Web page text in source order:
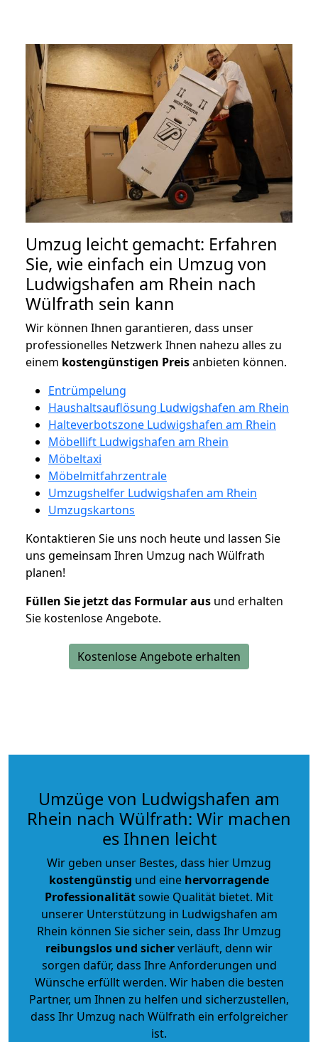
Umzug leicht gemacht: Erfahren
Sie, wie einfach ein Umzug von
Ludwigshafen am Rhein nach
Wülfrath sein kann
Wir können Ihnen garantieren, dass unser
professionelles Netzwerk Ihnen nahezu alles zu
einem kostengünstigen Preisanbieten können.
Entrümpelung
Haushaltsauflösung Ludwigshafen am Rhein
Halteverbotszone Ludwigshafen am Rhein
Möbellift Ludwigshafen am Rhein
Möbeltaxi
Möbelmitfahrzentrale
Umzugshelfer Ludwigshafen am Rhein
Umzugskartons
Kontaktieren Sie uns noch heute und lassen Sie
uns gemeinsam Ihren Umzug nach Wülfrath
planen!
Füllen Sie jetzt das Formular aus und erhalten
Sie kostenlose Angebote.
Kostenlose Angebote erhalten
Umzüge von Ludwigshafen am
Rhein nach Wülfrath: Wir machen
es Ihnen leicht
Wir geben unser Bestes, dass hier Umzug
kostengünstig und eine hervorragende
Professionalitätsowie Qualität bietet. Mit
unserer Unterstützung in Ludwigshafen am
Rhein können Sie sicher sein, dass Ihr Umzug
reibungslos und sicherverläuft, denn wir
sorgen dafür, dass Ihre Anforderungen und
Wünsche erfüllt werden. Wir haben die besten
Partner, um Ihnen zu helfen und sicherzustellen,
dass Ihr Umzug nach Wülfrath ein erfolgreicher
ist.